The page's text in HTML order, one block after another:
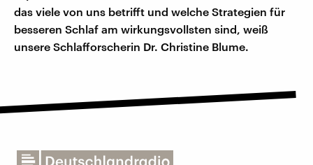
das viele von uns betrifft und welche Strategien für
besseren Schlaf am wirkungsvollsten sind, weiß
unsere Schlafforscherin Dr. Christine Blume.